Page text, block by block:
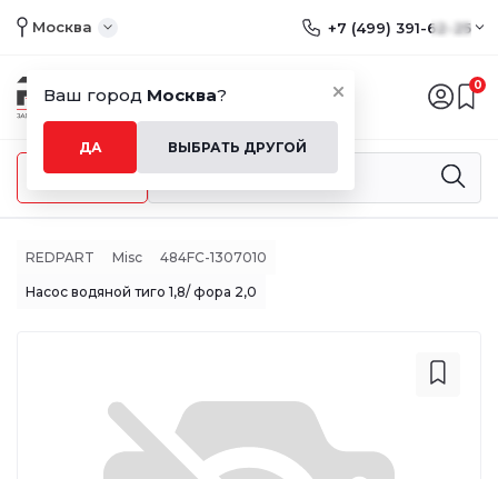
Ваш город Москва?
ДА ВЫБРАТЬ ДРУГОЙ
Москва +7 (499) 391-62-25
0
Меню
REDPART Misc 484FC-1307010
Насос водяной тиго 1,8/ фора 2,0